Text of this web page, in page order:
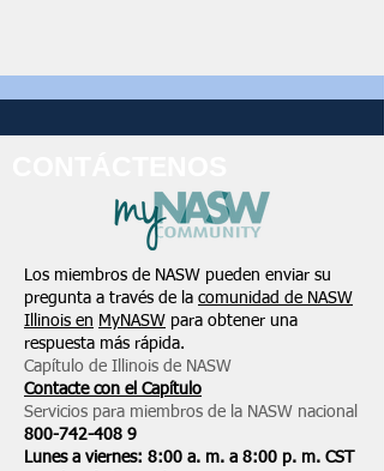
Los miembros de NASW pueden enviar su
pregunta a través de la comunidad de NASW
Illinois en MyNASW para obtener una
respuesta más rápida.
Capítulo de Illinois de NASW
Contacte con el Capítulo
Servicios para miembros de la NASW nacional
800-742-408 9
Lunes a viernes: 8:00 a. m. a 8:00 p. m. CST